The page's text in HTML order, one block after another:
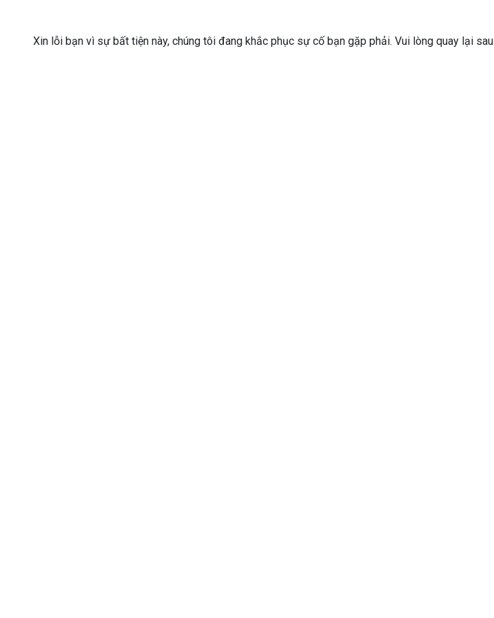
Xin lỗi bạn vì sự bất tiện này, chúng tôi đang khắc phục sự cố bạn gặp phải. Vui lòng quay lại sau